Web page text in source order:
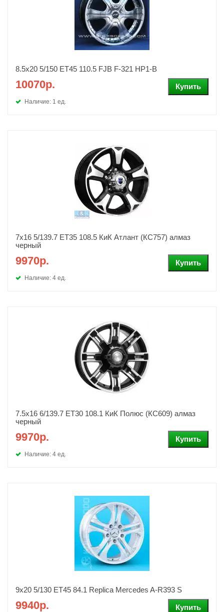
8.5х20 5/150 ET45 110.5 FJB F-321 HP1-B
10070р.
Наличие: 1 ед.
7x16 5/139.7 ET35 108.5 КиК Атлант (КС757) алмаз
черный
9970р.
Наличие: 4 ед.
7.5x16 6/139.7 ET30 108.1 КиК Полюс (КС609) алмаз
черный
9970р.
Наличие: 4 ед.
9х20 5/130 ЕТ45 84.1 Replica Mercedes A-R393 S
9940р.